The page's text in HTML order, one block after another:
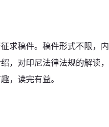
求稿件。稿件形式不限，
，对印尼法律法规的解读
，读完有益。